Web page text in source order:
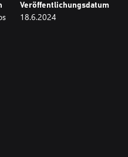
Athla und hilf in einem
Veröffentlichungsdatum
18.6.2024